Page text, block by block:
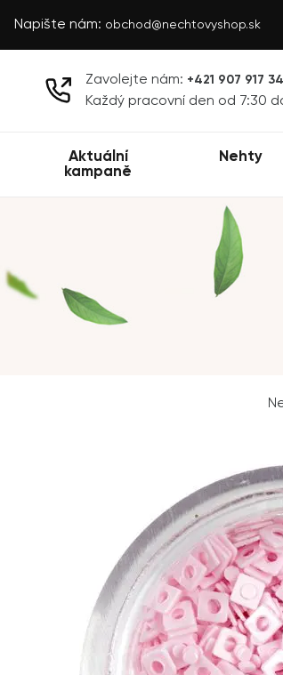
Napište nám: obchod@nechtovyshop.sk
Zavolejte nám: +421 907 917
Každý pracovní den od 7:30
Aktuální
kampaně
Nehty